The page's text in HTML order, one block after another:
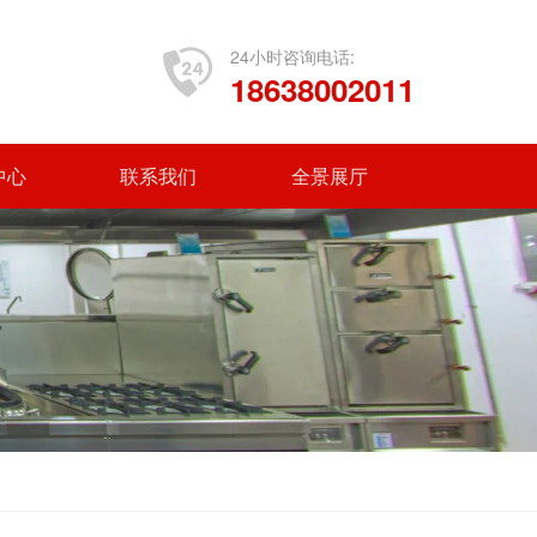
24小时咨询电话:
18638002011
心 联系我们 全景展厅